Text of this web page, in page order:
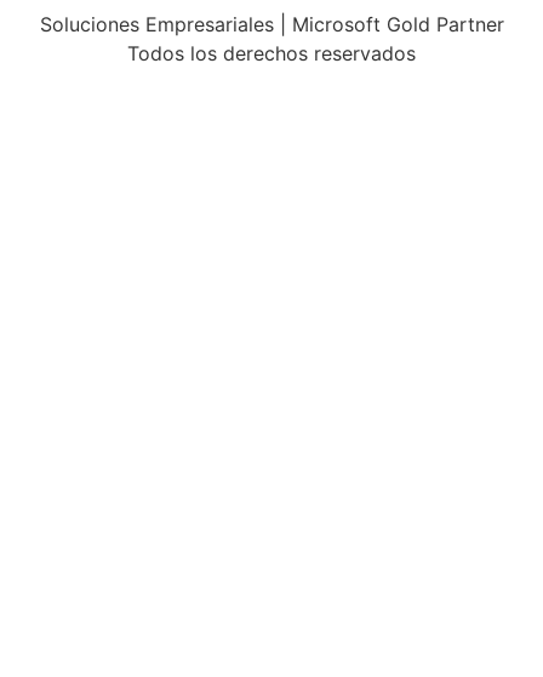
Soluciones Empresariales | Microsoft Gold Partner
Todos los derechos reservados